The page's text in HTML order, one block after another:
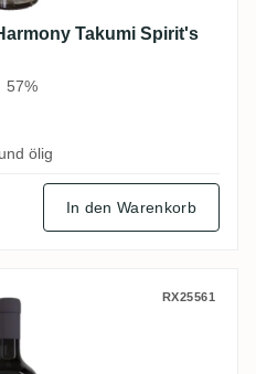
Takumi Spirit's
57%
ölig
In den Warenkorb
New Grove 100%
RX25561